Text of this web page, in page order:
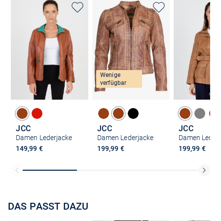
JCC
Damen Lederjacke
149,99 €
Wenige
verfügbar
JCC
Damen Lederjacke
199,99 €
JCC
Damen
199,99 €
DAS PASST DAZU